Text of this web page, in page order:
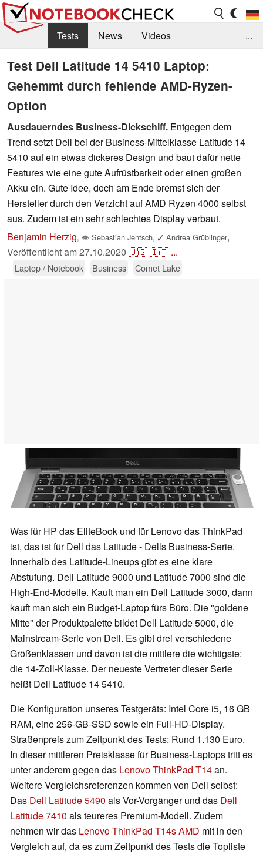
Tests News
Videos
Benchmarks & Tech
Externe Tests
Kaufberatung
Deals Suche
Jobs
Forum
...
Test Dell Latitude 14 5410 Laptop:
Gehemmt durch fehlende AMD-Ryzen-
Option
Ausdauerndes Business-Dickschiff. Entgegen dem
Trend setzt Dell bei der Business-Mittelklasse Latitude 14
5410 auf ein etwas dickeres Design und baut dafür nette
Features wie eine gute Aufrüstbarkeit oder einen großen
Akku ein. Gute Idee, doch am Ende bremst sich der
Hersteller durch den Verzicht auf AMD Ryzen 4000 selbst
aus. Zudem ist ein sehr schlechtes Display verbaut.
Benjamin Herzig, 👁 Sebastian Jentsch, ✓ Andrea Grüblinger,
Veröffentlicht am27.10.2020 🇺🇸🇮🇹 ...
Laptop / Notebook Business Comet Lake
Was für HP das EliteBook und für Lenovo das ThinkPad
ist, das ist für Dell das Latitude - Dells Business-Serie.
Innerhalb des Latitude-Lineups gibt es eine klare
Abstufung. Dell Latitude 9000 und Latitude 7000 sind die
High-End-Modelle. Kauft man ein Dell Latitude 3000, dann
kauft man sich ein Budget-Laptop fürs Büro. Die "goldene
Mitte" der Produktpalette bildet Dell Latitude 5000, die
Mainstream-Serie von Dell. Es gibt drei verschiedene
Größenklassen und davon ist die mittlere die wichtigste:
die 14-Zoll-Klasse. Der neueste Vertreter dieser Serie
heißt Dell Latitude 14 5410.
Die Konfiguration unseres Testgeräts: Intel Core i5, 16 GB
RAM, eine 256-GB-SSD sowie ein Full-HD-Display.
Straßenpreis zum Zeitpunkt des Tests: Rund 1.130 Euro.
In dieser mittleren Preisklasse für Business-Laptops tritt es
unter anderem gegen das Lenovo ThinkPad T14an.
Weitere Vergleichsreferenzen kommen von Dell selbst:
Das Dell Latitude 5490 als Vor-Vorgänger und das Dell
Latitude 7410 als teureres Premium-Modell. Zudem
nehmen wir das Lenovo ThinkPad T14s AMD mit in den
Vergleich auf, da es zum Zeitpunkt des Tests die Topliste